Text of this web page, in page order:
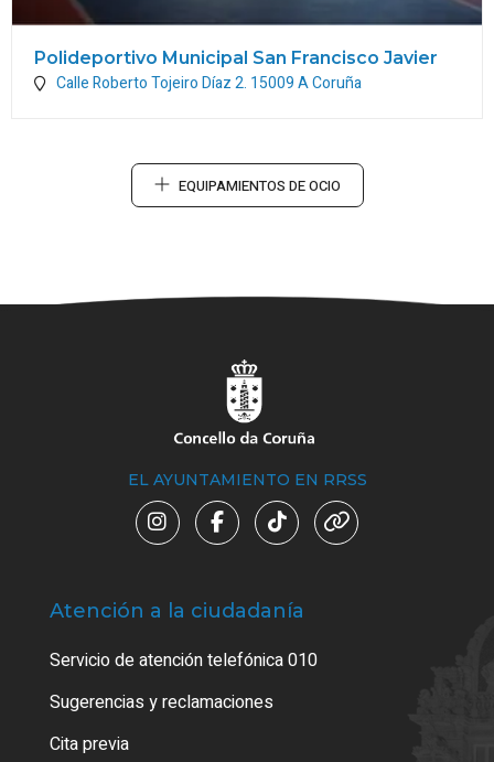
Polideportivo Municipal San Francisco Javier
Calle Roberto Tojeiro Díaz 2. 15009A Coruña
EQUIPAMIENTOS DE OCIO
EL AYUNTAMIENTO EN RRSS
Atención a la ciudadanía
Servicio de atención telefónica 010
Sugerencias y reclamaciones
Cita previa